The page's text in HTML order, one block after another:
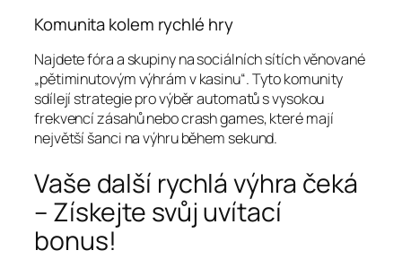
Komunita kolem rychlé hry
Najdete fóra a skupiny na sociálních sítích věnované
„pětiminutovým výhrám v kasinu“. Tyto komunity
sdílejí strategie pro výběr automatů s vysokou
frekvencí zásahů nebo crash games, které mají
největší šanci na výhru během sekund.
Vaše další rychlá výhra čeká
– Získejte svůj uvítací
bonus!